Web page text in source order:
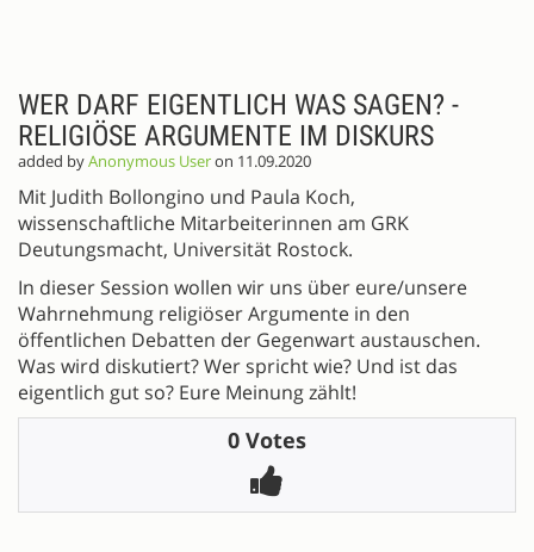
WER DARF EIGENTLICH WAS SAGEN? -
RELIGIÖSE ARGUMENTE IM DISKURS
added byAnonymous Useron 11.09.2020
Mit Judith Bollongino und Paula Koch,
wissenschaftliche Mitarbeiterinnen am GRK
Deutungsmacht, Universität Rostock.
In dieser Session wollen wir uns über eure/unsere
Wahrnehmung religiöser Argumente in den
öffentlichen Debatten der Gegenwart austauschen.
Was wird diskutiert? Wer spricht wie? Und ist das
eigentlich gut so? Eure Meinung zählt!
0 Votes